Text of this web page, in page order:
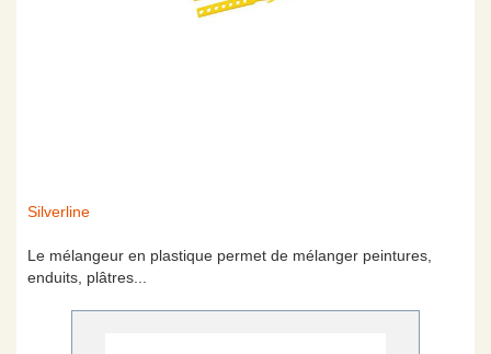
Silverline
Le mélangeur en plastique permet de mélanger peintures,
enduits, plâtres...
Skip
the
beginning